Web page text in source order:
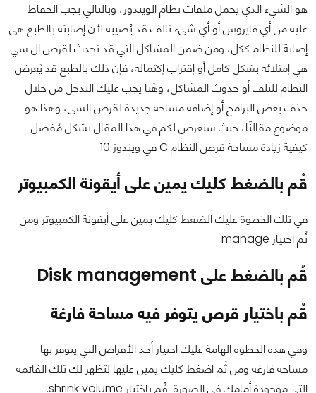
هو الشيء الذي يحمل ملفات نظام الويندوز، وبالتالي يجب الحفاظ
عليه من أي فايروس أو أي شيء تالف قد يُصيبه لأن إصابته بالطبع هي
إصابة للنظام ككل، ومن ضمن المشاكل التي قد تحدث لقرص ال سي
هي إمتلائه بشكل كامل أو إقتراب إكتماله، فإن ذلك بالطبع قد يُعرض
النظام للتلف أو حدوث المشاكل، وهُنا يجب عليك التدخل من خلال
حذف بعض البرامج أو إضافة مساحة جديدة لقرص السي، وهذا هو
موضوع مقالنًا، حيث سنعرض لكم في هذا المقال بشكل مُفصل
كيفية زيادة مساحة قرص النظام C في ويندوز 10.
قُم بالضغط كليك يمين على أيقونة الكمبيوتر
في تلك الخطوة عليك الضغط كليك يمين على أيقونة الكمبيوتر ومن
ثُم اختيار manage
قُم بالضغط على Disk management
قُم باختيار قرص يتوفر فيه مساحة فارغة
وفي هذه الخطوة الهامة عليك اختيار أحد الأقراص التي يتوفر بها
مساحة فارغة ومن ثُم اضغط كليك يمين عليها لتظهر لك تلك القائمة
التي موجودة أمامك في الصورة قُم باختيار shrink volume.